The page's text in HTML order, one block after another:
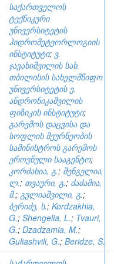
საქართველოს
ტექნიკური
უნივერსიტეტის
ჰიდრომეტეორლოგიის
ინსტიტუტი; ვ.
ჯავახიშვილის სახ.
თბილისის სახელმწიფო
უნივერსიტეტის ე.
ანდრონიკაშვილის
ფიზიკის ინსტიტუტი;
გარემოს დაცვისა და
სოფლის მეურნეობის
სამინისტროს გარემოს
ეროვნული სააგენტო;
კორძახია, გ.; შენგელია,
ლ.; თვაური, გ.; ძაძამია,
მ.; გულიაშვილი, გ.;
ბერიძე, ს.; Kordzakhia,
G.; Shengelia, L.; Tvauri,
G.; Dzadzamia, M.;
Guliashvili, G.; Beridze, S.